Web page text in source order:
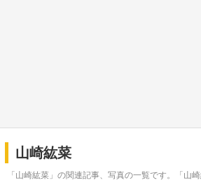
山崎紘菜
「山崎紘菜」の関連記事、写真の一覧です。「山